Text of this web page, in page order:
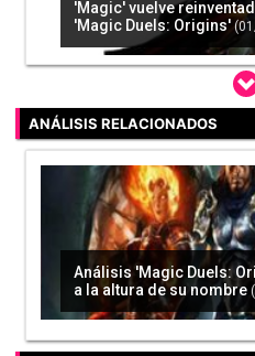
'Magic' vuelve
'Magic Duels: Origins'
'Magic Duels: Orígenes'
iPhone y iPad
ANÁLISIS RELACIONADOS
Análisis 'Magic Duels:
a la altura de su nombre